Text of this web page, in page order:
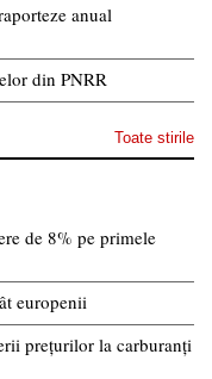
anual
din PNRR
Toate stirile
de 8% pe primele
europenii
prețurilor la carburanți